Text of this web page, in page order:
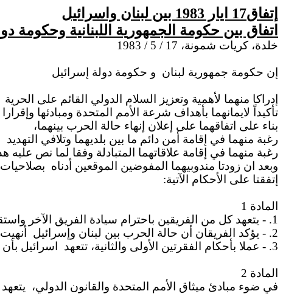
إتفاق17 ايار 1983 بين لبنان واسرائيل
اتفاق بين حكومة الجمهورية اللبنانية وحكومة
خلدة، كريات شمونة، 17 / 5 / 1983
إن حكومة جمهورية لبنان و حكومة دولة إسرائيل
إدراكا منهما لأهمية وتعزيز السلام الدولي القائم على الحرية
تأكيداً لايمانهما بأهداف شرعة الأمم المتحدة ومبادئها
بناء على اتفاقهما على إعلان إنهاء حالة الحرب بينهما،
رغبة منهما في إقامة أمن دائم ما بين بلديهما وتلافي التهديد
رغبة منهما في إقامة علاقاتهما المتبادلة وفقا لما نص عليه
وبعد ان زودتا مندوبيهما المفوضين الموقعين أدناه
إتفقتا على الأحكام الآتية:
المادة 1
1. - يتعهد كل من الفريقين باحترام سيادة الفريق الآخر واستقلاله السياسي وسلامة أراضيه، ويعتبر أن الحدود
2. - يؤكد الفريقان أن حالة الحرب بين لبنان وإسرائيل
3. - عملا بأحكام الفقرتين الأولى والثانية، تتعهد
اسرائيل
المادة 2
في ضوء مبادئ ميثاق الأمم المتحدة والقانون الدولي،